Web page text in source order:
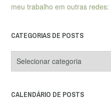
meu trabalho em outras redes:
CATEGORIAS DE POSTS
de
CALENDÁRIO DE POSTS